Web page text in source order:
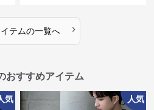
テムの一覧へ ›
おすすめアイテム
気 人気